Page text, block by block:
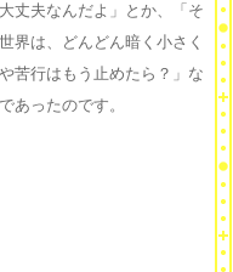
丈夫なんだよ」とか、「そ
界は、どんどん暗く小さく
苦行はもう止めたら？」な
あったのです。